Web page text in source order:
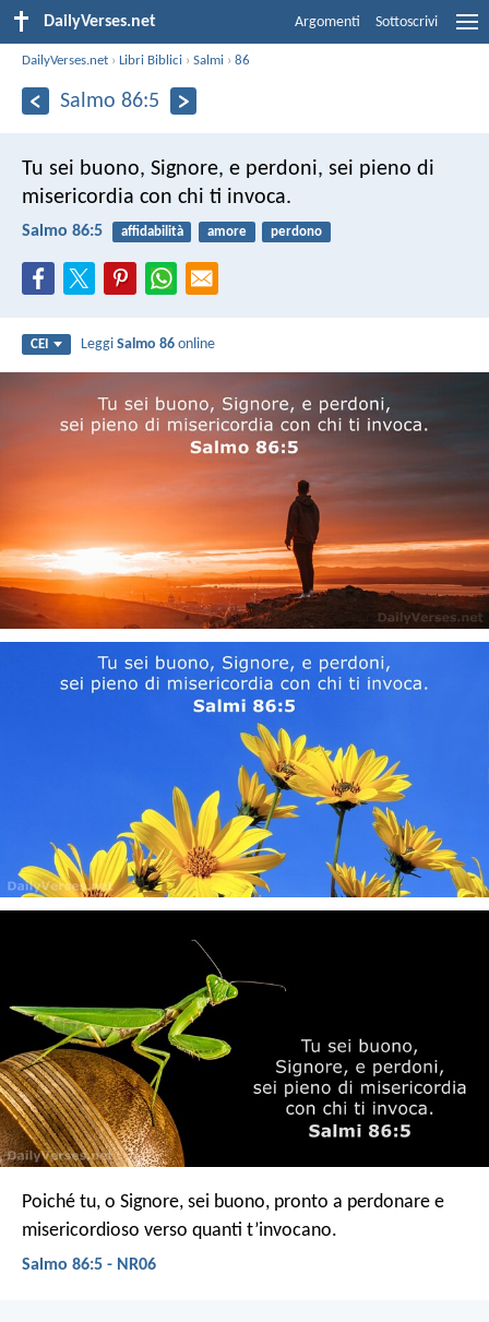
DailyVerses.net Argomenti Sottoscrivi
DailyVerses.net ›Libri Biblici ›Salmi ›86
Salmo 86:5
Tu sei buono, Signore, e perdoni, sei pieno di
misericordia con chi ti invoca.
Salmo 86:5 affidabilità amore perdono
CEI LeggiSalmo 86 online
Poiché tu, o Signore, sei buono, pronto a perdonare e
misericordioso verso quanti t’invocano.
Salmo 86:5 - NR06